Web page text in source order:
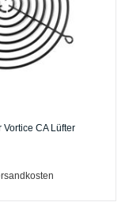
Vortice CA Lüfter